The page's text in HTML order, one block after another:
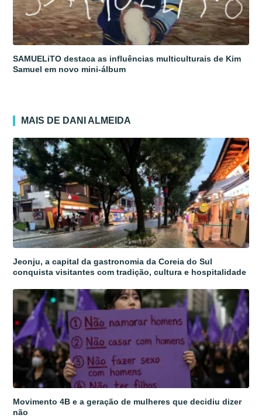
SAMUELiTO destaca as influências multiculturais de Kim
Samuel em novo mini-álbum
MAIS DE DANI ALMEIDA
Jeonju, a capital da gastronomia da Coreia do Sul
conquista visitantes com tradição, cultura e hospitalidade
Movimento 4B e a geração de mulheres que decidiu dizer
não